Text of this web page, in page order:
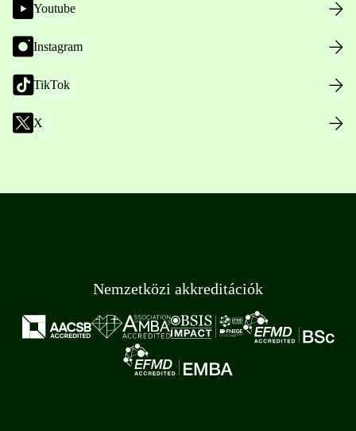
Youtube
Instagram
TikTok
X
Nemzetközi akkreditációk